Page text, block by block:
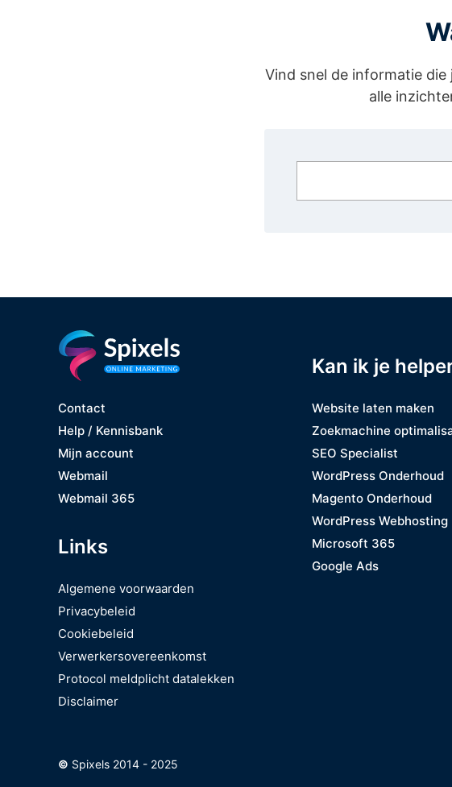
Vind snel de informatie
alle
Contact
Help / Kennisbank
Mijn account
Webmail
Webmail 365
Links
Algemene voorwaarden
Privacybeleid
Cookiebeleid
Verwerkersovereenkomst
Protocol meldplicht datalekken
Disclaimer
Kan ik je
Website laten maken
Zoekmachine
SEO Specialist
WordPress Onderhoud
Magento Onderhoud
WordPress Webhosting
Microsoft 365
Google Ads
© Spixels 2014 - 2025